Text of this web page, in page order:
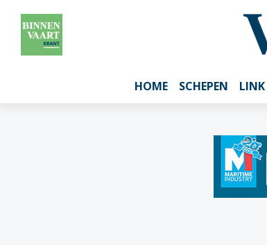
HOME SCHEPEN LINK